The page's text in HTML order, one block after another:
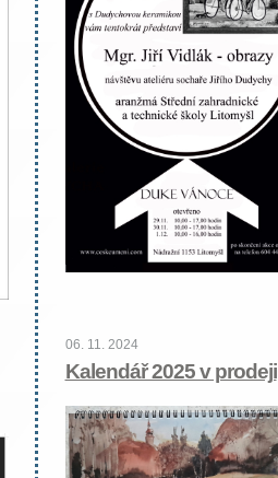
06. 11. 2024
Kalendář 2025 v prodeji